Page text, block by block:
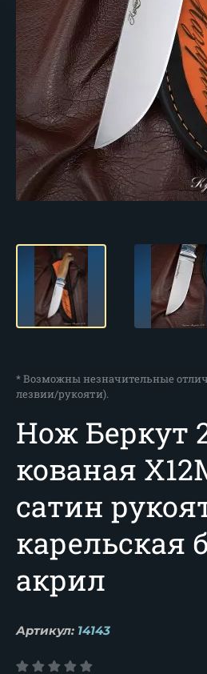
* Возможны незначительные
лезвии/рукояти).
Нож Беркут
кованая
сатин
карельская
акрил
Артикул: 14143